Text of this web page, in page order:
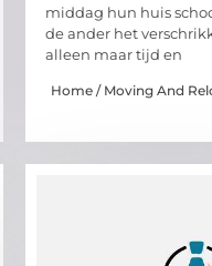
middag hun huis
de ander het
alleen maar tijd en
Home / Moving And